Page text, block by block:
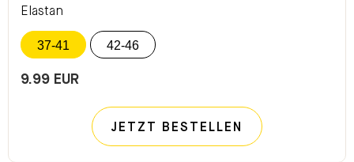
Elastan
37-41 42-46
9.99 EUR
JETZT BESTELLEN